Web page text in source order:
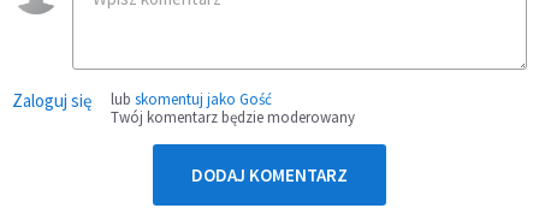
Zaloguj się lub skomentuj jako Gość
Twój komentarz będzie moderowany
DODAJ KOMENTARZ